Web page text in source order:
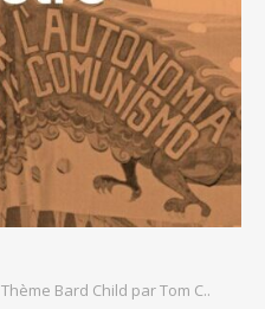
Thème Bard Child parTom C..